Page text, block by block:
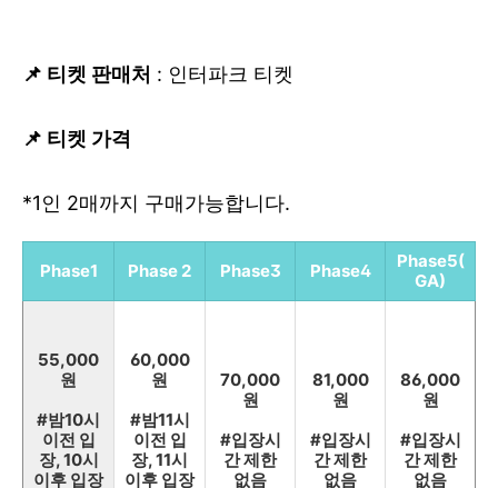
📌 티켓 판매처 : 인터파크 티켓
📌 티켓 가격
*1인 2매까지 구매가능합니다.
Phase1 Phase 2 Phase3 Phase4
Phase5(
GA)
55,000
원
#밤10시
이전 입
장, 10시
이후 입장
60,000
원
#밤11시
이전 입
장, 11시
이후 입장
70,000
원
#입장시
간 제한
없음
81,000
원
#입장시
간 제한
없음
86,000
원
#입장시
간 제한
없음